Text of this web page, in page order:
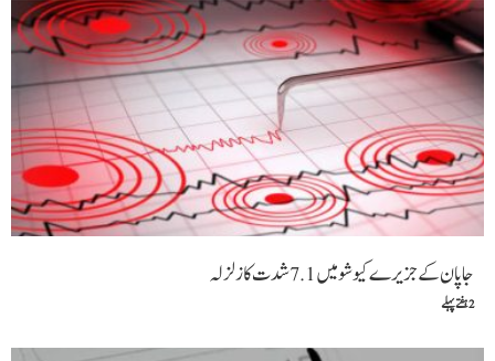
جاپان کے جزیرے کیوشو میں 7.1 شدت کا زلزلہ
2 ہفتے پہلے